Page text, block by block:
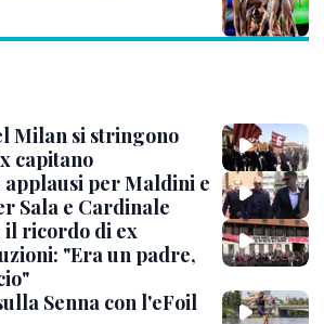
Milan si stringono
capitano
per Maldini e
Sala e Cardinale
il ricordo di ex
"Era un padre,
Senna con l'eFoil